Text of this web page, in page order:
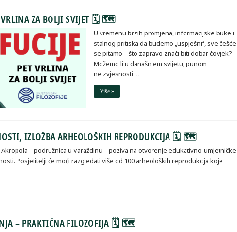
VRLINA ZA BOLJI SVIJET 🗓 🗺
U vremenu brzih promjena, informacijske buke i
stalnog pritiska da budemo „uspješni“, sve češće
se pitamo – što zapravo znači biti dobar čovjek?
Možemo li u današnjem svijetu, punom
neizvjesnosti …
Više »
IZLOŽBA ARHEOLOŠKIH REPRODUKCIJA 🗓 🗺
– podružnica u Varaždinu – poziva na otvorenje edukativno-umjetničke
Posjetitelji će moći razgledati više od 100 arheoloških reprodukcija koje
– PRAKTIČNA FILOZOFIJA 🗓 🗺